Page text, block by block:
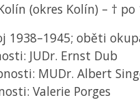
(okres Kolín) – †
1938–1945; oběti
JUDr. Ernst Dub
MUDr. Albert
Valerie Porges